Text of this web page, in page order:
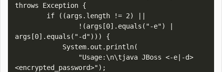
throws Exception {
args[0].equals("-d"))) {
<encrypted_password>");